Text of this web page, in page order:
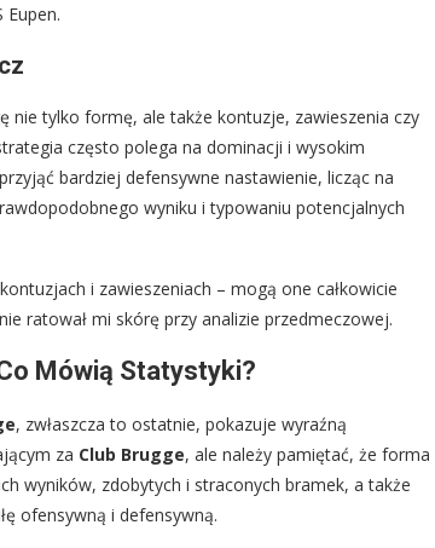
Eupen.
nie tylko formę, ale także kontuzje, zawieszenia czy
często polega na dominacji i wysokim
bardziej defensywne nastawienie, licząc na
wyniku i typowaniu potencjalnych
i zawieszeniach – mogą one całkowicie
ratował mi skórę przy analizie przedmeczowej.
Mówią Statystyki?
, zwłaszcza to ostatnie, pokazuje wyraźną
za Club Brugge, ale należy pamiętać, że forma
wyników, zdobytych i straconych bramek, a także
ofensywną i defensywną.